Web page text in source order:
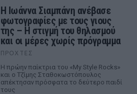
H Ιωάννα Σιαμπάνη ανέβασε
φωτογραφίες με τους γιους
της – Η στιγμή του θηλασμού
και οι μέρες χωρίς πρόγραμμα
ΠΡΟΧΤΈΣ
Η πρώην παίκτρια του «My Style Rocks»
και ο Τζίμης Σταθοκωστόπουλος
απέκτησαν πρόσφατα το δεύτερο παιδί
τους